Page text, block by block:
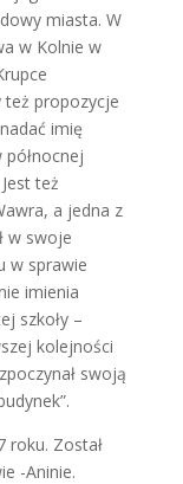
miasta. W
w Kolnie w
też propozycje
imię
północnej
też
a jedna z
w swoje
w sprawie
imienia
szkoły –
kolejności
swoją
roku. Został
-Aninie.